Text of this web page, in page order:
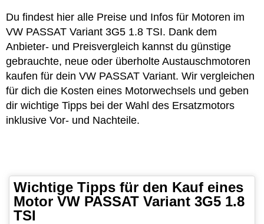
Du findest hier alle Preise und Infos für Motoren im
VW PASSAT Variant 3G5 1.8 TSI. Dank dem
Anbieter- und Preisvergleich kannst du günstige
gebrauchte, neue oder überholte Austauschmotoren
kaufen für dein VW PASSAT Variant. Wir vergleichen
für dich die Kosten eines Motorwechsels und geben
dir wichtige Tipps bei der Wahl des Ersatzmotors
inklusive Vor- und Nachteile.
Wichtige Tipps für den Kauf eines
Motor VW PASSAT Variant 3G5 1.8
TSI